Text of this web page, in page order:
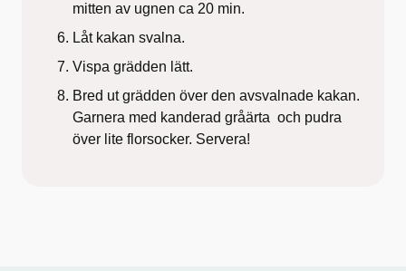
mitten av ugnen ca 20 min.
Låt kakan svalna.
Vispa grädden lätt.
Bred ut grädden över den avsvalnade kakan.
Garnera med kanderad gråärta och pudra
över lite florsocker. Servera!